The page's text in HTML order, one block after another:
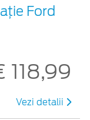
Ford
118,99
Vezi detalii